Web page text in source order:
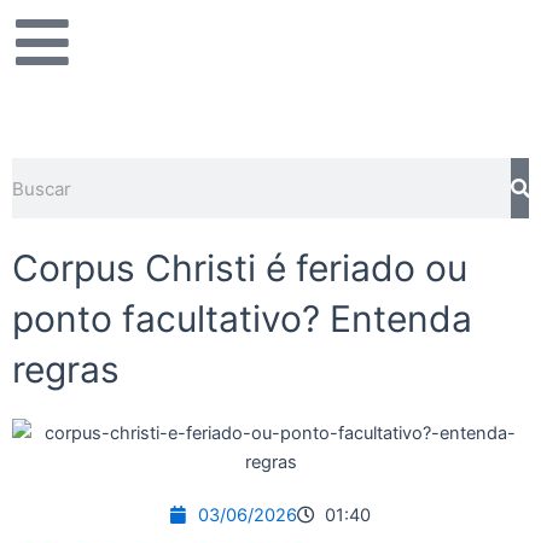
para
Corpus Christi é feriado ou
ponto facultativo? Entenda
regras
03/06/2026 01:40